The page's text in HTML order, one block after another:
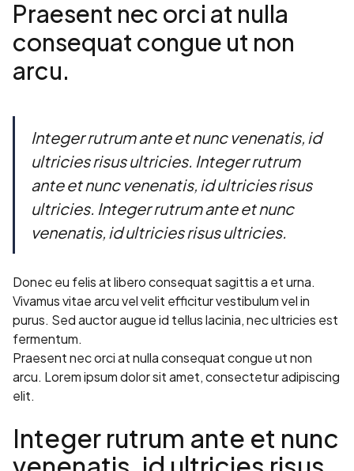
Praesent nec orci at nulla
consequat congue ut non
arcu.
Integer rutrum ante et nunc venenatis, id
ultricies risus ultricies. Integer rutrum
ante et nunc venenatis, id ultricies risus
ultricies. Integer rutrum ante et nunc
venenatis, id ultricies risus ultricies.
Donec eu felis at libero consequat sagittis a et urna.
Vivamus vitae arcu vel velit efficitur vestibulum vel in
purus. Sed auctor augue id tellus lacinia, nec ultricies est
fermentum.
Praesent nec orci at nulla consequat congue ut non
arcu. Lorem ipsum dolor sit amet, consectetur adipiscing
elit.
Integer rutrum ante et nunc